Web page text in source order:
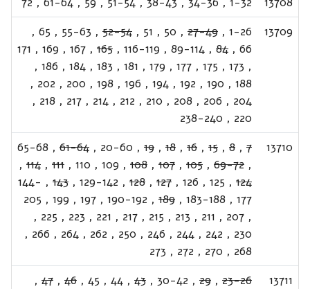
13709
1-26
,
27-49
,
50
,
51
,
52-54
,
55-63
,
65
,
66
,
84
,
89-114
,
116-119
,
165
,
167
,
169
,
171
,
173
,
175
,
177
,
179
,
181
,
183
,
184
,
186
,
188
,
190
,
192
,
194
,
196
,
198
,
200
,
202
,
204
,
206
,
208
,
210
,
212
,
214
,
217
,
218
,
220
,
238-240
13710
7
,
8
,
15
,
16
,
18
,
19
,
20-60
,
61-64
,
65-68
,
69-72
,
105
,
107
,
108
,
109
,
110
,
111
,
114
,
124
,
125
,
126
,
127
,
128
,
129-142
,
143
,
144-
177
,
183-188
,
189
,
190-192
,
197
,
199
,
205
,
207
,
211
,
213
,
215
,
217
,
221
,
223
,
225
,
230
,
242
,
244
,
246
,
250
,
262
,
264
,
266
,
268
,
270
,
272
,
273
13711
23-26
,
29
,
30-42
,
43
,
44
,
45
,
46
,
47
,